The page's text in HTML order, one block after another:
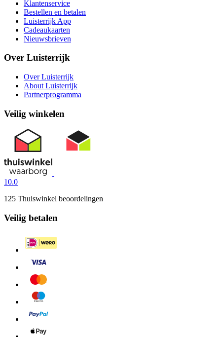
Klantenservice
Bestellen en betalen
Luisterrijk App
Cadeaukaarten
Nieuwsbrieven
Over Luisterrijk
Over Luisterrijk
About Luisterrijk
Partnerprogramma
Veilig winkelen
10.0
125 Thuiswinkel beoordelingen
Veilig betalen